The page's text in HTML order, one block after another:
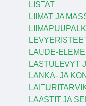
LISTAT
LIIMAT JA
LAUDE-
LASTULEVYT
LANKA- JA
LAASTIT JA